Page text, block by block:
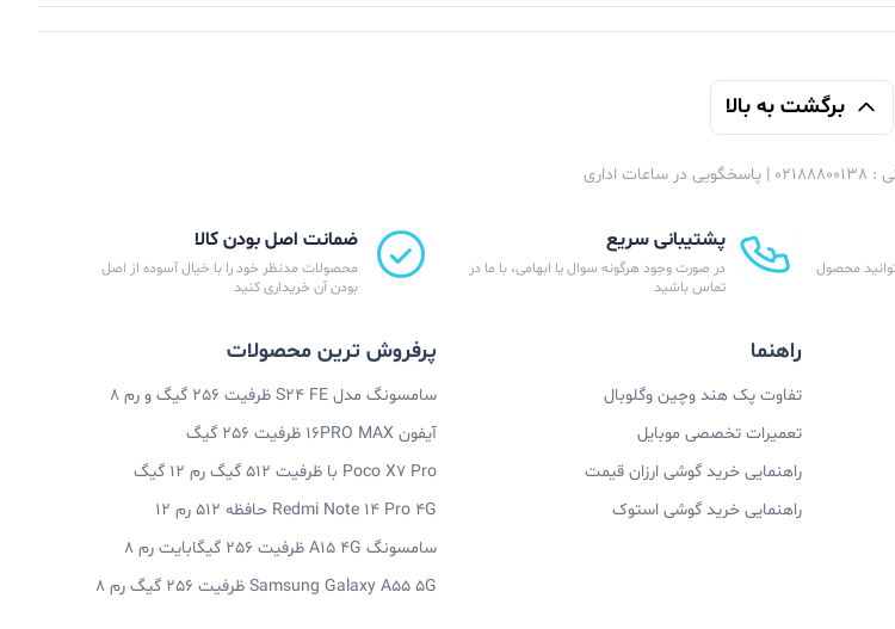
برگشت به بالا
اداری
محصول
پشتیبانی سریع
در صورت وجود هرگونه سوال یا ابهامی، با ما در
تماس باشید
ضمانت اصل بودن کالا
محصولات مدنظر خود را با خیال آسوده از اصل
بودن آن خریداری کنید
راهنما
تفاوت پک هند وچین وگلوبال
تعمیرات تخصصی موبایل
راهنمایی خرید گوشی ارزان قیمت
راهنمایی خرید گوشی استوک
پرفروش ترین محصولات
سامسونگ مدل S24 FE ظرفیت 256 گیگ و رم 8
آیفون 16PRO MAX ظرفیت 256 گیگ
Poco X7 Pro با ظرفیت 512 گیگ رم 12 گیگ
Redmi Note 14 Pro 4G حافظه 512 رم 12
سامسونگ A15 4G ظرفیت 256 گیگابایت رم 8
Samsung Galaxy A55 5G ظرفیت 256 گیگ رم 8